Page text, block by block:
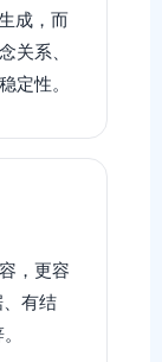
成，而
关系、
定性。
，更容
、有结